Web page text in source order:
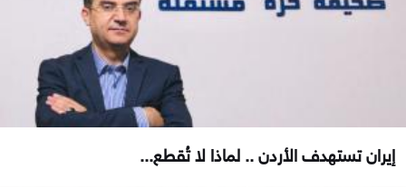
إيران تستهدف الأردن .. لماذا لا تُقطع...